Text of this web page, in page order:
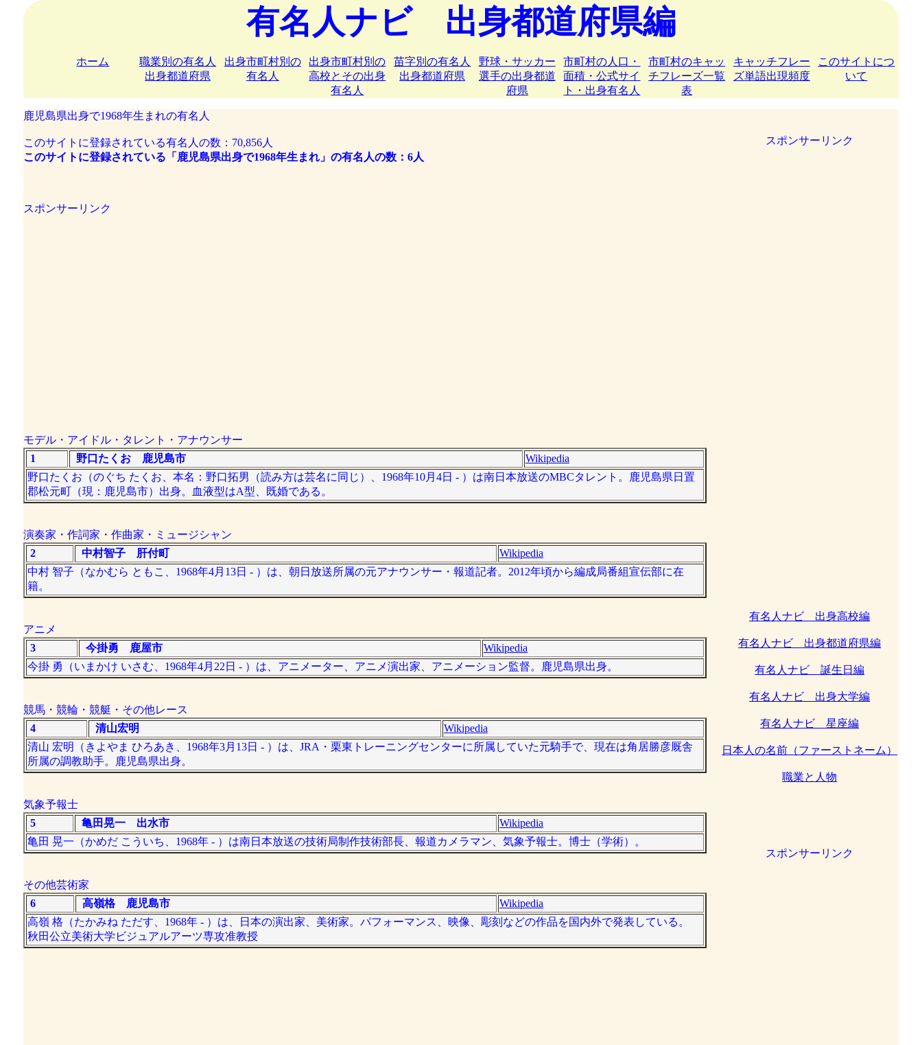
有名人ナビ 出身都道府県編
ホーム
職業別の有名人
出身都道府県
出身市町村別の
有名人
出身市町村別の
高校とその出身
有名人
苗字別の有名人
出身都道府県
野球・サッカー
選手の出身都道
府県
市町村の人口・
面積・公式サイ
ト・出身有名人
市町村のキャッ
チフレーズ一覧
表
キャッチフレー
ズ単語出現頻度
このサイトにつ
いて
鹿児島県出身で1968年生まれの有名人
このサイトに登録されている有名人の数：70,856人
このサイトに登録されている「鹿児島県出身で1968年生まれ」の有名人の数：6人
スポンサーリンク
モデル・アイドル・タレント・アナウンサー
1
野口たくお 鹿児島市
Wikipedia
野口たくお（のぐち たくお、本名：野口拓男（読み方は芸名に同じ）、1968年10月4日 - ）は南日本放送のMBCタレント。鹿児島県日置
郡松元町（現：鹿児島市）出身。血液型はA型、既婚である。
演奏家・作詞家・作曲家・ミュージシャン
2
中村智子 肝付町
Wikipedia
中村 智子（なかむら ともこ、1968年4月13日 - ）は、朝日放送所属の元アナウンサー・報道記者。2012年頃から編成局番組宣伝部に在
籍。
アニメ
3
今掛勇 鹿屋市
Wikipedia
今掛 勇（いまかけ いさむ、1968年4月22日 - ）は、アニメーター、アニメ演出家、アニメーション監督。鹿児島県出身。
競馬・競輪・競艇・その他レース
4
清山宏明
Wikipedia
清山 宏明（きよやま ひろあき、1968年3月13日 - ）は、JRA・栗東トレーニングセンターに所属していた元騎手で、現在は角居勝彦厩舎
所属の調教助手。鹿児島県出身。
気象予報士
5
亀田晃一 出水市
Wikipedia
亀田 晃一（かめだ こういち、1968年 - ）は南日本放送の技術局制作技術部長、報道カメラマン、気象予報士。博士（学術）。
その他芸術家
6
高嶺格 鹿児島市
Wikipedia
高嶺 格（たかみね ただす、1968年 - ）は、日本の演出家、美術家。パフォーマンス、映像、彫刻などの作品を国内外で発表している。
秋田公立美術大学ビジュアルアーツ専攻准教授
スポンサーリンク
有名人ナビ 出身高校編
有名人ナビ 出身都道府県編
有名人ナビ 誕生日編
有名人ナビ 出身大学編
有名人ナビ 星座編
日本人の名前（ファーストネーム）
職業と人物
スポンサーリンク